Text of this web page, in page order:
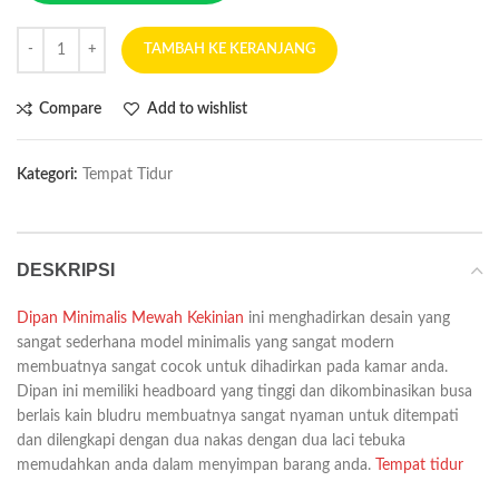
TAMBAH KE KERANJANG
Compare Add to wishlist
Kategori: Tempat Tidur
DESKRIPSI
Dipan Minimalis Mewah Kekinian ini menghadirkan desain yang
sangat sederhana model minimalis yang sangat modern
membuatnya sangat cocok untuk dihadirkan pada kamar anda.
Dipan ini memiliki headboard yang tinggi dan dikombinasikan busa
berlais kain bludru membuatnya sangat nyaman untuk ditempati
dan dilengkapi dengan dua nakas dengan dua laci tebuka
memudahkan anda dalam menyimpan barang anda.
Tempat tidur